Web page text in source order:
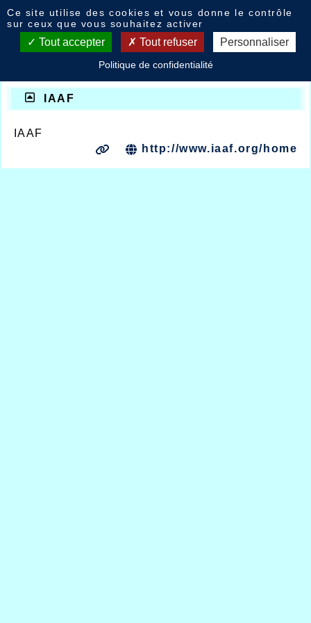
Liens
Si le lien ne fonctionne pas, contactez le
webmestre pour l'en informer.
IAAF
IAAF
http://www.iaaf.org/home
Ce site utilise des cookies et vous donne le contrôle
sur ceux que vous souhaitez activer
Tout accepter Tout refuser Personnaliser
Politique de confidentialité